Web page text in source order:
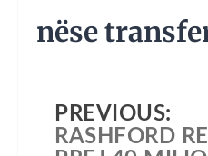
nëse
PREVIOUS:
RASHFORD